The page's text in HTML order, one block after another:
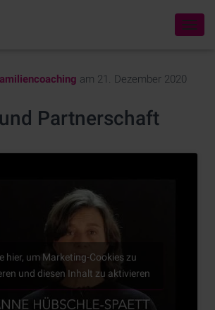
N
N
am 21. Dezember 2020
Partnerschaft
hier, um Marketing-Cookies zu
und diesen Inhalt zu aktivieren